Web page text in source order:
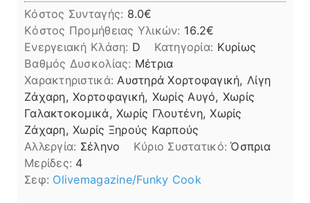
Κόστος Συνταγής: 8.0€
Kόστος Προμήθειας Υλικών: 16.2
Ενεργειακή Κλάση: D Κατηγορία: Κυρίως
Βαθμός Δυσκολίας: Μέτρια
Χαρακτηριστικά: Αυστηρά Χορτοφαγική, Λίγη
Ζάχαρη, Χορτοφαγική, Χωρίς Αυγό, Χωρίς
Γαλακτοκομικά, Χωρίς Γλουτένη, Χωρίς
Ζάχαρη, Χωρίς Ξηρούς Καρπούς
Αλλεργία: Σέληνο Kύριο Συστατικό:Όσπρια
Μερίδες: 4
Σεφ: Olivemagazine/Funky Cook